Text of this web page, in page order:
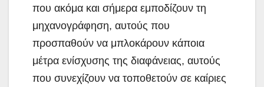
που ακόμα και σήμερα εμποδίζουν τη
μηχανογράφηση, αυτούς που
προσπαθούν να μπλοκάρουν κάποια
μέτρα ενίσχυσης της διαφάνειας, αυτούς
που συνεχίζουν να τοποθετούν σε καίριες